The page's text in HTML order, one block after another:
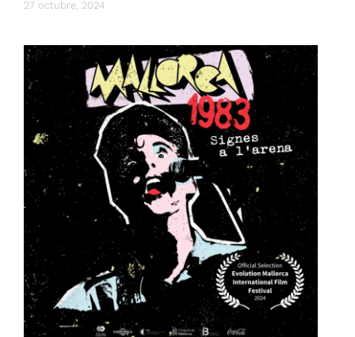
27 octubre, 2024